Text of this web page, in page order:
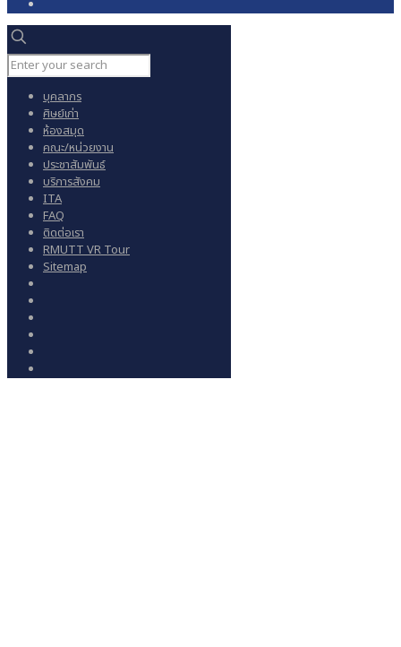
บุคลากร
ศิษย์เก่า
ห้องสมุด
คณะ/หน่วยงาน
ประชาสัมพันธ์
บริการสังคม
ITA
FAQ
ติดต่อเรา
RMUTT VR Tour
Sitemap